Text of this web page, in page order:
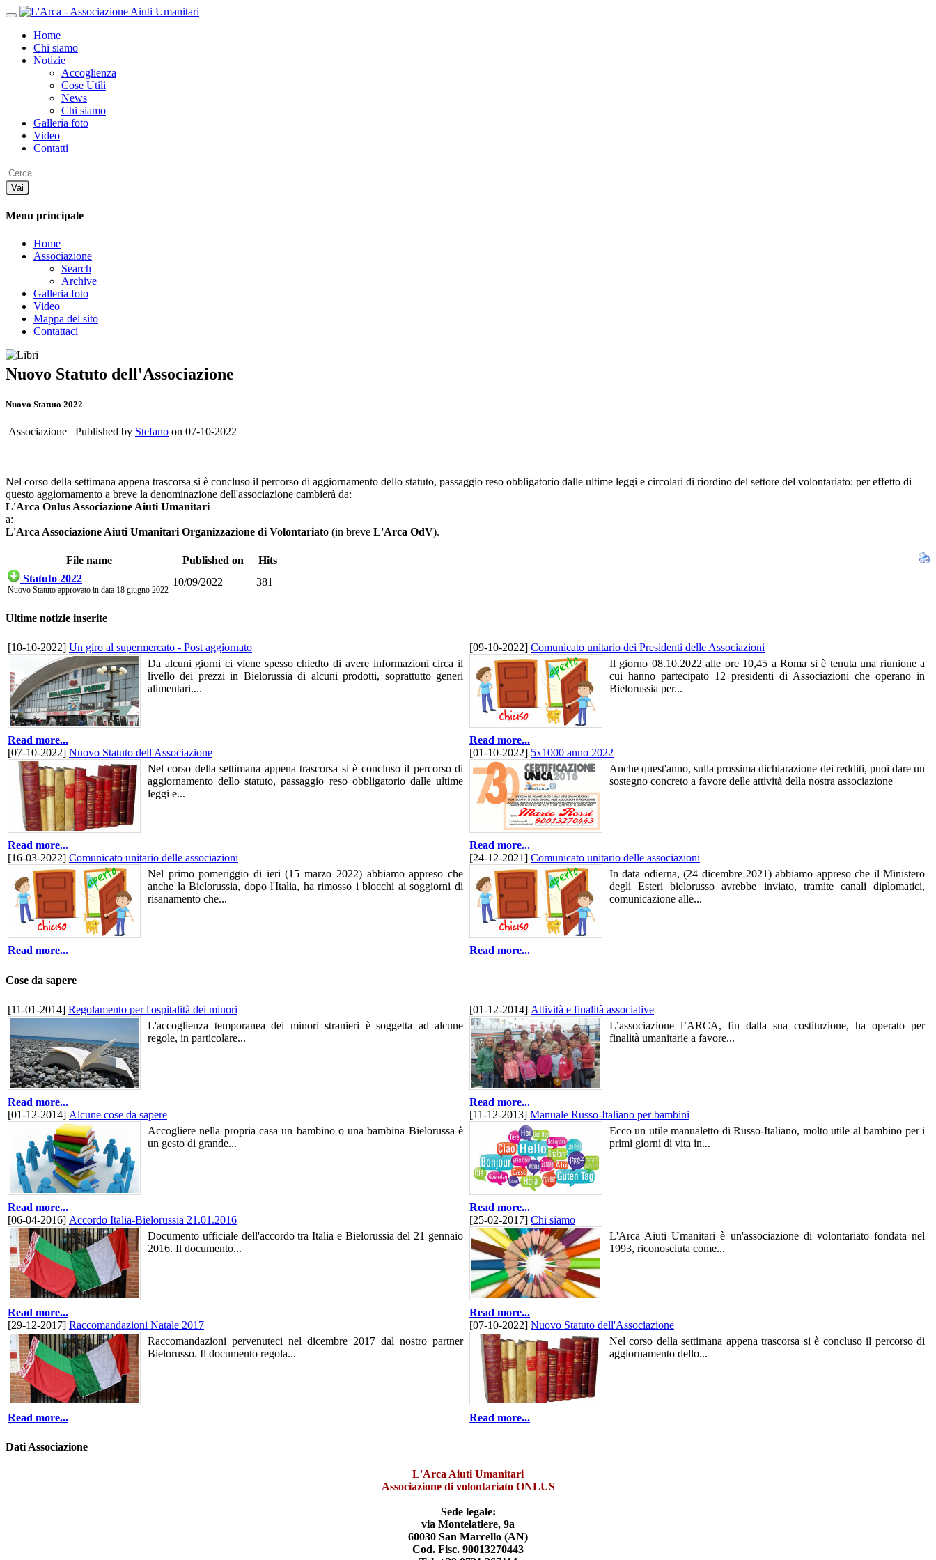
Home
Chi siamo
Notizie
Accoglienza
Cose Utili
News
Chi siamo
Galleria foto
Video
Contatti
Vai
Menu principale
Home
Associazione
Search
Archive
Galleria foto
Video
Mappa del sito
Contattaci
Nuovo Statuto dell'Associazione
Nuovo Statuto 2022
Associazione Published by Stefano on 07-10-2022
Nel corso della settimana appena trascorsa si è concluso il percorso di aggiornamento dello statuto, passaggio reso obbligatorio dalle ultime leggi e circolari di riordino del settore del volontariato: per effetto di
questo aggiornamento a breve la denominazione dell'associazione cambierà da:
L'Arca Onlus Associazione Aiuti Umanitari
a:
L'Arca Associazione Aiuti Umanitari Organizzazione di Volontariato (in breve L'Arca OdV).
File name Published on
Hits
Statuto 2022
Nuovo Statuto approvato in data 18 giugno 2022
10/09/2022 381
Ultime notizie inserite
[10-10-2022] Un giro al supermercato - Post aggiornato
Da alcuni giorni ci viene spesso chiedto di avere informazioni circa il
livello dei prezzi in Bielorussia di alcuni prodotti, soprattutto generi
alimentari....
Read more...
[07-10-2022] Nuovo Statuto dell'Associazione
Nel corso della settimana appena trascorsa si è concluso il percorso di
aggiornamento dello statuto, passaggio reso obbligatorio dalle ultime
leggi e...
Read more...
[16-03-2022] Comunicato unitario delle associazioni
Nel primo pomeriggio di ieri (15 marzo 2022) abbiamo appreso che
anche la Bielorussia, dopo l'Italia, ha rimosso i blocchi ai soggiorni di
risanamento che...
Read more...
[09-10-2022] Comunicato unitario dei Presidenti delle Associazioni
Il giorno 08.10.2022 alle ore 10,45 a Roma si è tenuta una riunione a
cui hanno partecipato 12 presidenti di Associazioni che operano in
Bielorussia per...
Read more...
[01-10-2022] 5x1000 anno 2022
Anche quest'anno, sulla prossima dichiarazione dei redditi, puoi dare un
sostegno concreto a favore delle attività della nostra associazione
Read more...
[24-12-2021] Comunicato unitario delle associazioni
In data odierna, (24 dicembre 2021) abbiamo appreso che il Ministero
degli Esteri bielorusso avrebbe inviato, tramite canali diplomatici,
comunicazione alle...
Read more...
Cose da sapere
[11-01-2014] Regolamento per l'ospitalità dei minori
L'accoglienza temporanea dei minori stranieri è soggetta ad alcune
regole, in particolare...
Read more...
[01-12-2014] Alcune cose da sapere
Accogliere nella propria casa un bambino o una bambina Bielorussa è
un gesto di grande...
Read more...
[06-04-2016] Accordo Italia-Bielorussia 21.01.2016
Documento ufficiale dell'accordo tra Italia e Bielorussia del 21 gennaio
2016. Il documento...
Read more...
[29-12-2017] Raccomandazioni Natale 2017
Raccomandazioni pervenuteci nel dicembre 2017 dal nostro partner
Bielorusso. Il documento regola...
Read more...
[01-12-2014] Attività e finalità associative
L’associazione l’ARCA, fin dalla sua costituzione, ha operato per
finalità umanitarie a favore...
Read more...
[11-12-2013] Manuale Russo-Italiano per bambini
Ecco un utile manualetto di Russo-Italiano, molto utile al bambino per i
primi giorni di vita in...
Read more...
[25-02-2017] Chi siamo
L'Arca Aiuti Umanitari è un'associazione di volontariato fondata nel
1993, riconosciuta come...
Read more...
[07-10-2022] Nuovo Statuto dell'Associazione
Nel corso della settimana appena trascorsa si è concluso il percorso di
aggiornamento dello...
Read more...
Dati Associazione
L'Arca Aiuti Umanitari
Associazione di volontariato ONLUS
Sede legale:
via Montelatiere, 9a
60030 San Marcello (AN)
Cod. Fisc. 90013270443